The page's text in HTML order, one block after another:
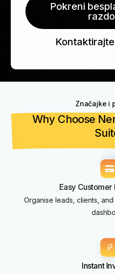
Pokreni
Značajke i
Why Choose
Easy
Organise leads, clients,
Instant